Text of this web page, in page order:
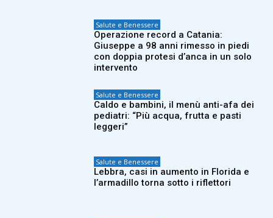
Salute e Benessere
Operazione record a Catania:
Giuseppe a 98 anni rimesso in piedi
con doppia protesi d’anca in un solo
intervento
Salute e Benessere
Caldo e bambini, il menù anti-afa dei
pediatri: “Più acqua, frutta e pasti
leggeri”
Salute e Benessere
Lebbra, casi in aumento in Florida e
l’armadillo torna sotto i riflettori